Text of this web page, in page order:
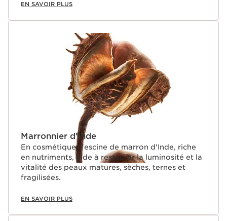
EN SAVOIR PLUS
Marronnier d'Inde
En cosmétique, l'escine de marron d'Inde, riche
en nutriments, aide à restaurer la luminosité et la
vitalité des peaux matures, sèches, ternes et
fragilisées.
EN SAVOIR PLUS